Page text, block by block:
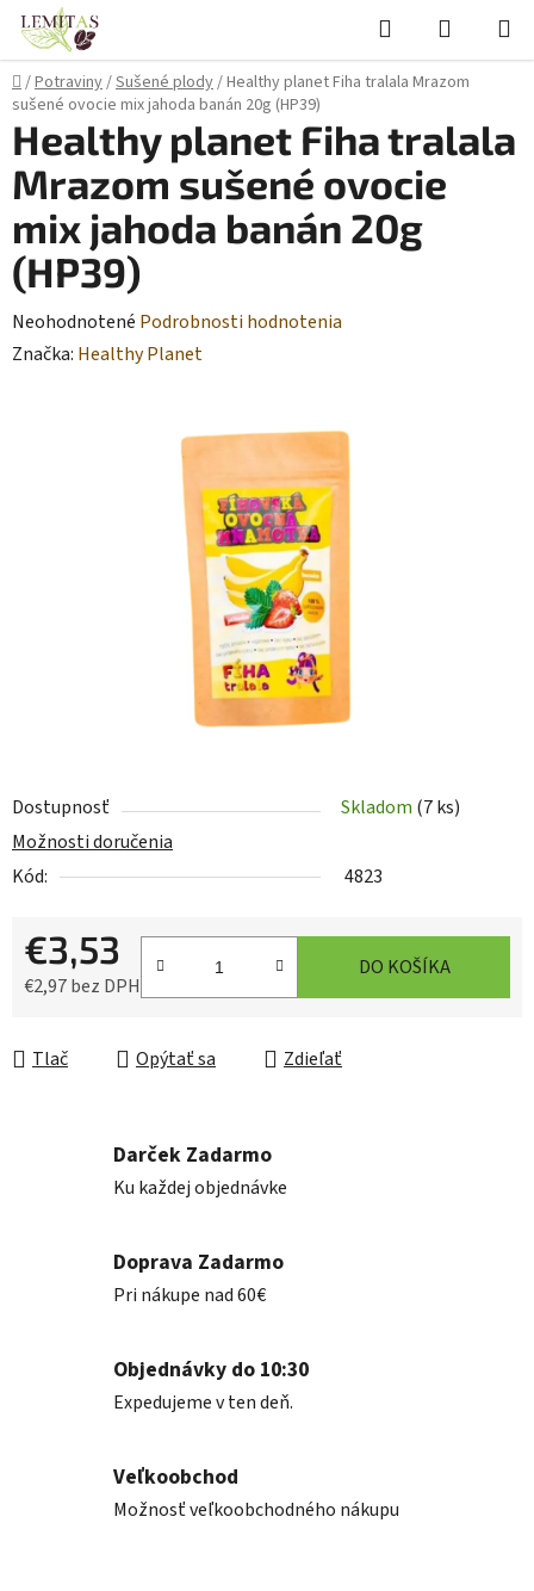
Prejsť
obsah
Hľadať
KOŠÍK
Domov
/Potraviny/Sušené plody/Healthy planet Fiha tralala Mrazom
sušené ovocie mix jahoda banán 20g (HP39)
Dostupnosť Skladom (7 ks)
Možnosti doručenia
Kód:
4823
€3,53
€2,97 bez DPH
DO KOŠÍKA
Tlač Opýtať sa Zdieľať
Healthy planet Fiha tralala
Mrazom sušené ovocie
mix jahoda banán 20g
(HP39)
Priemerné
hodnotenie
Neohodnotené Podrobnosti hodnotenia
Značka: Healthy Planet
Darček Zadarmo
Ku každej objednávke
Doprava Zadarmo
Pri nákupe nad 60€
Objednávky do 10:30
Expedujeme v ten deň.
Veľkoobchod
Možnosť veľkoobchodného nákupu